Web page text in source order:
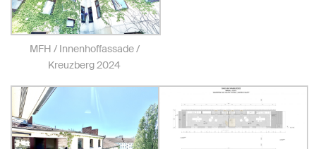
MFH / Innenhoffassade /
Kreuzberg 2024